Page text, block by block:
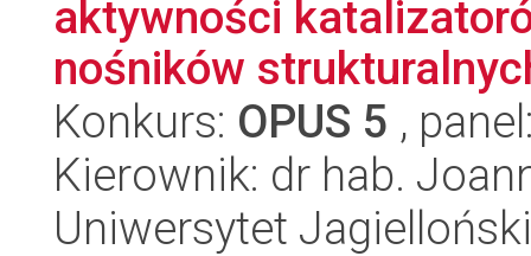
aktywności
nośników
Konkurs: OPUS 5 ,
Kierownik: dr hab.
Uniwersytet